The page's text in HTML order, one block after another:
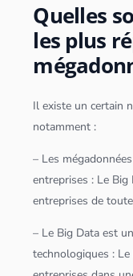
Quelles
les plus
Il existe un certain
notamment :
– Les mégadonnées
entreprises : Le Big
entreprises de
– Le Big Data est
technologiques : Le